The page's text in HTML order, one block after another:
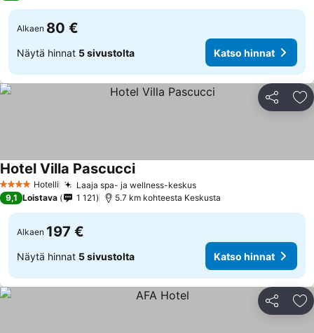
Alkaen 80 €
Näytä hinnat 5 sivustolta Katso hinnat
Jaa
4 Tähtiluokitus
Hotelli Laaja spa- ja wellness-keskusKatso hinnat
Hotel Villa PascucciKatso hinnat
9,1 Loistava 1 121 5.7 km kohteesta Keskusta
Alkaen 197 €
Näytä hinnat 5 sivustolta Katso hinnat
Jaa